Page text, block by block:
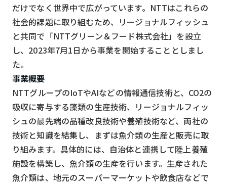
だけでなく世界中で広がっています。NTTはこれらの
社会的課題に取り組むため、リージョナルフィッシュ
と共同で「NTTグリーン＆フード株式会社」を設立
し、2023年7月1日から事業を開始することとしまし
た。
事業概要
NTTグループのIoTやAIなどの情報通信技術と、CO2の
吸収に寄与する藻類の生産技術、リージョナルフィッ
シュの最先端の品種改良技術や養殖技術など、両社の
技術と知識を結集し、まずは魚介類の生産と販売に取
り組みます。具体的には、自治体と連携して陸上養殖
施設を構築し、魚介類の生産を行います。生産された
魚介類は、地元のスーパーマーケットや飲食店などで